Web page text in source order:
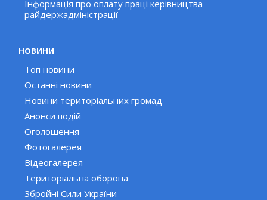
Інформація про оплату праці керівництва
райдержадміністрації
НОВИНИ
Топ новини
Останні новини
Новини територіальних громад
Анонси подій
Оголошення
Фотогалерея
Відеогалерея
Територіальна оборона
Збройні Сили України